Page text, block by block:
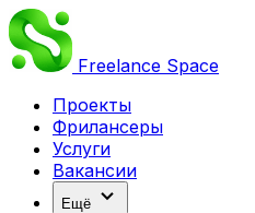
Freelance Space
Проекты
Фрилансеры
Услуги
Вакансии
Ещё expand_more